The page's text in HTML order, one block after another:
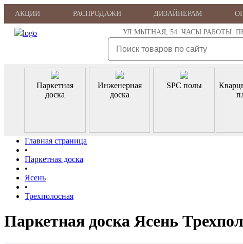
АКЦИИ РАСПРОДАЖИ ДИЗАЙНЕРАМ
УЛ.МЫТНАЯ, 54. ЧАСЫ РАБОТЫ: ПН
Паркетная
доска
Инженерная
доска
SPC полы
Главная страница
•
Паркетная доска
•
Ясень
•
Трехполосная
Паркетная доска Ясень